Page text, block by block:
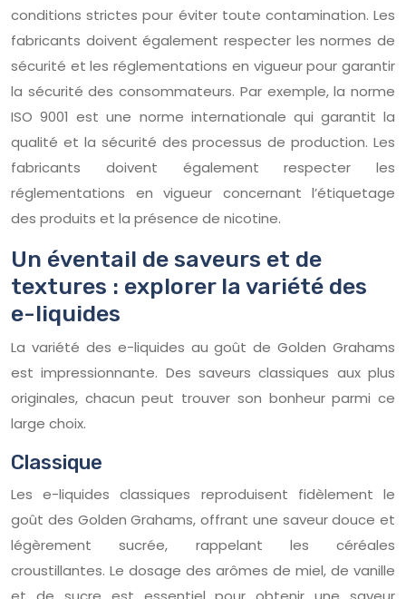
conditions strictes pour éviter toute contamination. Les
fabricants doivent également respecter les normes de
sécurité et les réglementations en vigueur pour garantir
la sécurité des consommateurs. Par exemple, la norme
ISO 9001 est une norme internationale qui garantit la
qualité et la sécurité des processus de production. Les
fabricants doivent également respecter les
réglementations en vigueur concernant l’étiquetage
des produits et la présence de nicotine.
Un éventail de saveurs et de
textures : explorer la variété des
e-liquides
La variété des e-liquides au goût de Golden Grahams
est impressionnante. Des saveurs classiques aux plus
originales, chacun peut trouver son bonheur parmi ce
large choix.
Classique
Les e-liquides classiques reproduisent fidèlement le
goût des Golden Grahams, offrant une saveur douce et
légèrement sucrée, rappelant les céréales
croustillantes. Le dosage des arômes de miel, de vanille